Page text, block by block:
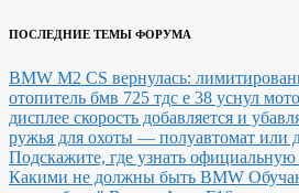
ПОСЛЕДНИЕ ТЕМЫ ФОРУМА
BMW M2 CS вернулась:
отопитель бмв 725 тдс е 38 уснул
дисплее скорость добавляется и
ружья для охоты — полуавтомат или
Подскажите, где узнать
Какими не должны быть BMW